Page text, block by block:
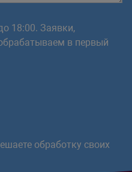
18:00. Заявки,
в первый
обработку своих